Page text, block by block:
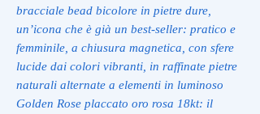
bracciale bead bicolore in pietre dure,
un’icona che è già un best-seller: pratico e
femminile, a chiusura magnetica, con sfere
lucide dai colori vibranti, in raffinate pietre
naturali alternate a elementi in luminoso
Golden Rose placcato oro rosa 18kt: il